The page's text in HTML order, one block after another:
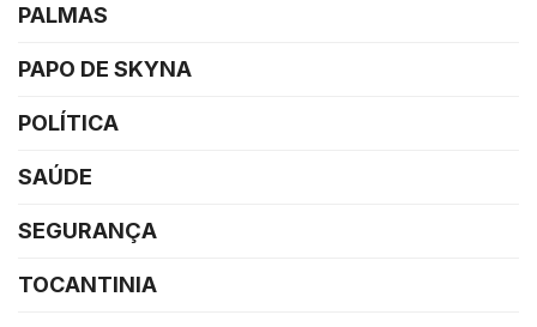
PALMAS
PAPO DE SKYNA
POLÍTICA
SAÚDE
SEGURANÇA
TOCANTINIA